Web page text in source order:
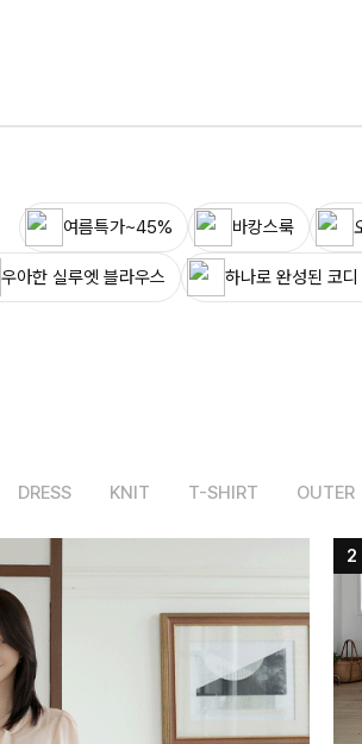
여름특가~45% 바캉스룩
우아한 실루엣 블라우스 하나로 완성된 코
DRESS KNIT T-SHIRT OUTER